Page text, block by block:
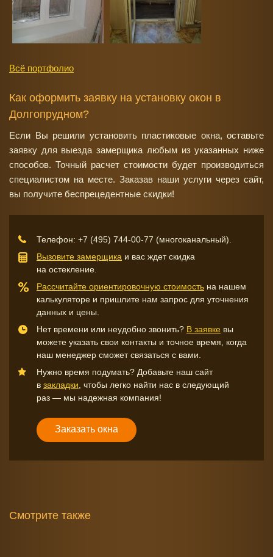
Всё портфолио
Как оформить заявку на установку окон в
Долгопрудном?
Если Вы решили установить пластиковые окна, оставьте
заявку для выезда замерщика любым из указанных ниже
способов. Точный расчет стоимости будет производиться
специалистом на месте. Заказав наши услуги через сайт,
вы получите беспрецедентные скидки!
Телефон: +7 (495) 744-00-77 (многоканальный).
Вызовите замерщика и вас ждет скидка
на остекление.
Рассчитайте ориентировочную стоимость на нашем
калькуляторе и пришлите нам запрос для уточнения
данных и цены.
Нет времени или неудобно звонить? В заявке вы
можете указать свои контакты и точное время, когда
наш менеджер сможет связаться с вами.
Нужно время подумать? Добавьте наш сайт
в закладки , чтобы легко найти нас в следующий
раз — мы надежная компания!
Заказать окна
Смотрите также